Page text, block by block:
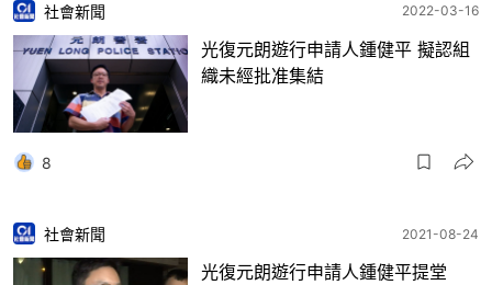
社會新聞 2022-03-16
光復元朗遊行申請人鍾健平 擬認組
織未經批准集結
8
社會新聞 2021-08-24
光復元朗遊行申請人鍾健平提堂